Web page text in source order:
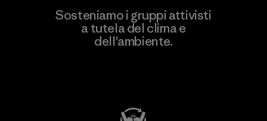
Sosteniamo i gruppi attivisti
a tutela del clima e
dell'ambiente.